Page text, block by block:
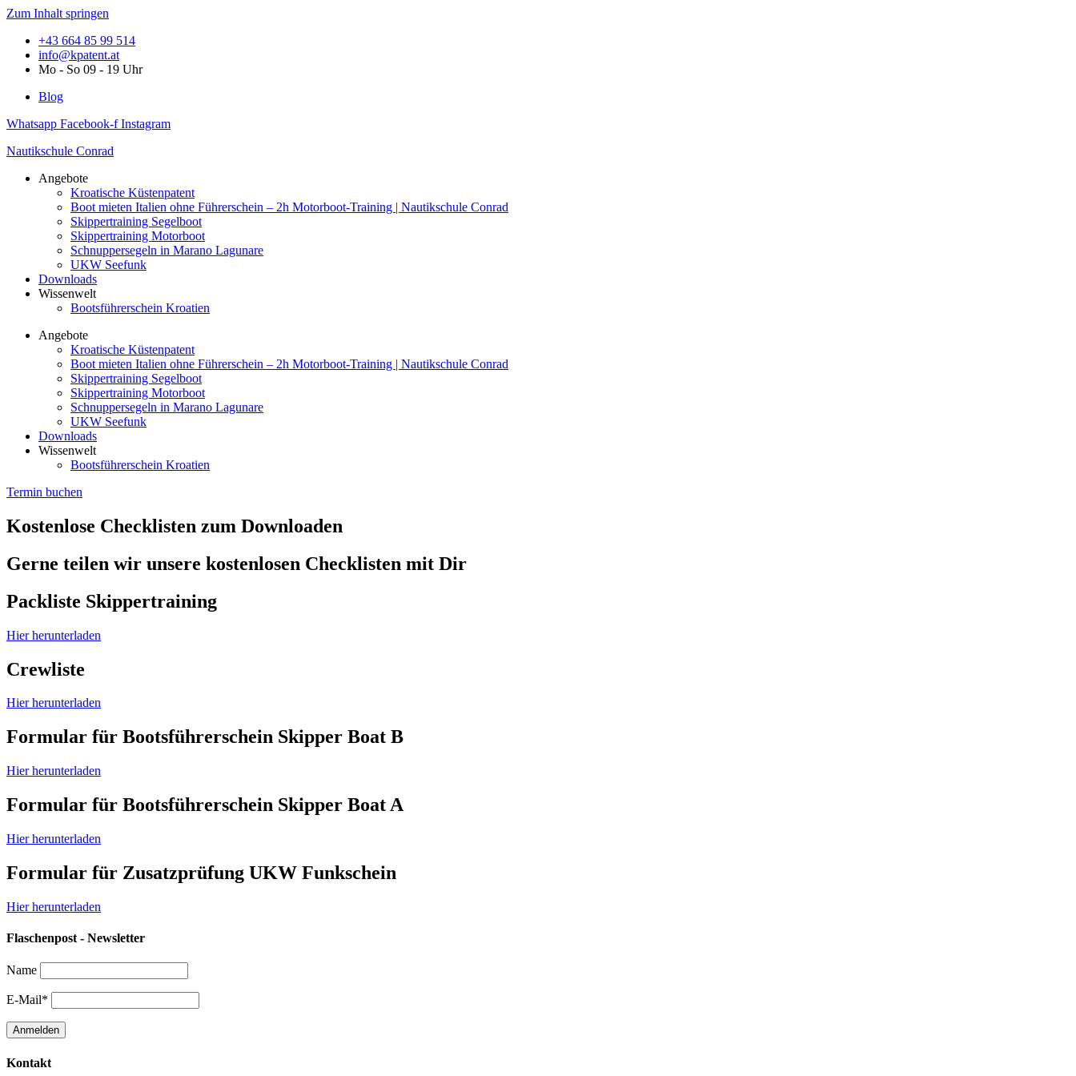
Zum Inhalt springen
+43 664 85 99 514
info@kpatent.at
Mo - So 09 - 19 Uhr
Blog
Whatsapp Facebook-f Instagram
Nautikschule Conrad
Angebote
Kroatische Küstenpatent
Boot mieten Italien ohne Führerschein – 2h Motorboot-Training | Nautikschule Conrad
Skippertraining Segelboot
Skippertraining Motorboot
Schnuppersegeln in Marano Lagunare
UKW Seefunk
Downloads
Wissenwelt
Bootsführerschein Kroatien
Angebote
Kroatische Küstenpatent
Boot mieten Italien ohne Führerschein – 2h Motorboot-Training | Nautikschule Conrad
Skippertraining Segelboot
Skippertraining Motorboot
Schnuppersegeln in Marano Lagunare
UKW Seefunk
Downloads
Wissenwelt
Bootsführerschein Kroatien
Termin buchen
Kostenlose Checklisten zum Downloaden
Gerne teilen wir unsere kostenlosen Checklisten mit Dir
Packliste Skippertraining
Hier herunterladen
Crewliste​
Hier herunterladen
Formular für Bootsführerschein Skipper Boat B
Hier herunterladen
Formular für Bootsführerschein Skipper Boat A
Hier herunterladen
Formular für Zusatzprüfung UKW Funkschein
Hier herunterladen
Flaschenpost - Newsletter
Name
E-Mail*
Kontakt